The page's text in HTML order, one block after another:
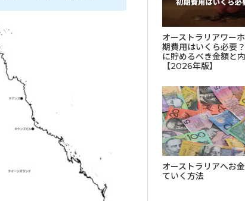
オーストラリアワー
期費用はいくら必要
に貯めるべき金額と
【2026年版】
オーストラリアへお
ていく方法